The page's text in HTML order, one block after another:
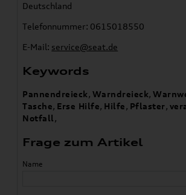
Deutschland
Telefonnummer: 0615018550
E-Mail: service@seat.de
Keywords
Pannendreieck, Warndreieck,
Tasche, Erse Hilfe, Hilfe, Pflaster,
Notfall,
Frage zum Artikel
Name